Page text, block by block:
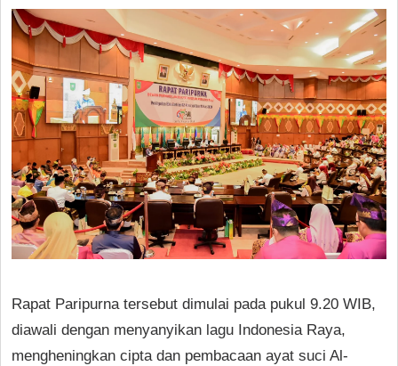
Rapat Paripurna tersebut dimulai pada pukul 9.20 WIB,
diawali dengan menyanyikan lagu Indonesia Raya,
mengheningkan cipta dan pembacaan ayat suci Al-